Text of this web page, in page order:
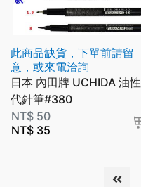
此商品缺貨，下單前請留
意，或來電洽詢
日本 內田牌 UCHIDA 油性
代針筆#380
NT$50
NT$ 35